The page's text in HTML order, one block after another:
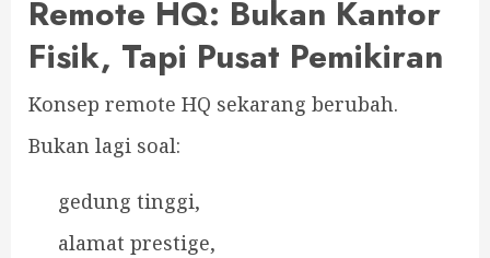
Remote HQ: Bukan Kantor
Fisik, Tapi Pusat Pemikiran
Konsep remote HQ sekarang berubah.
Bukan lagi soal:
gedung tinggi,
alamat prestige,